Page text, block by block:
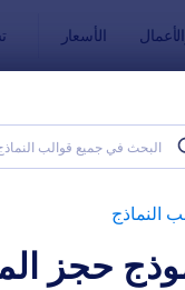
الأسعار
النماذج
حجز